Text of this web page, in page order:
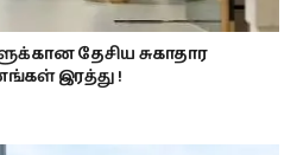
தேசிய சுகாதார
இரத்து !